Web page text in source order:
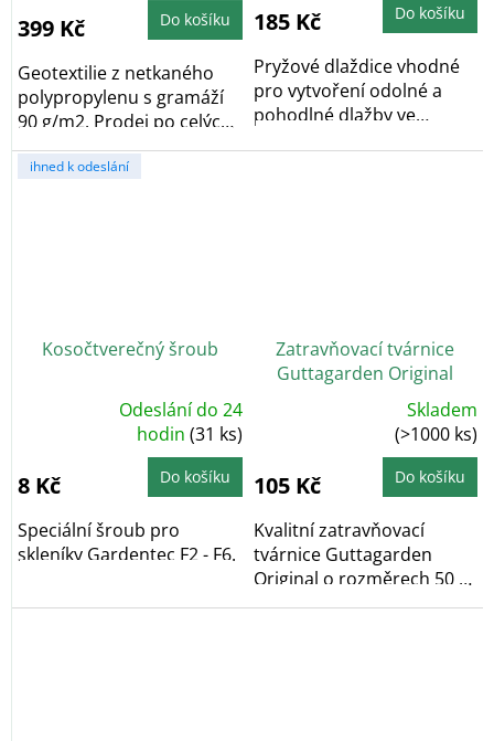
5,0
z
5
399 Kč Do košíku
Geotextilie z netkaného
polypropylenu s gramáží
90 g/m2. Prodej po celých
rolích o...
185 Kč Do košíku
Pryžové dlaždice vhodné
pro vytvoření odolné a
pohodlné dlažby ve
ihned k odeslání
Kosočtverečný šroub
5,0
z
5
Odeslání do 24
hodin (31 ks)
8 Kč Do košíku
Speciální šroub pro
skleníky Gardentec F2 - F6.
Zatravňovací tvárnice
Guttagarden Original
5,0
z
5
Skladem
(>1000 ks)
105 Kč Do košíku
Kvalitní zatravňovací
tvárnice Guttagarden
Original o rozměrech 50 x
50 x 6 cm nabízí...